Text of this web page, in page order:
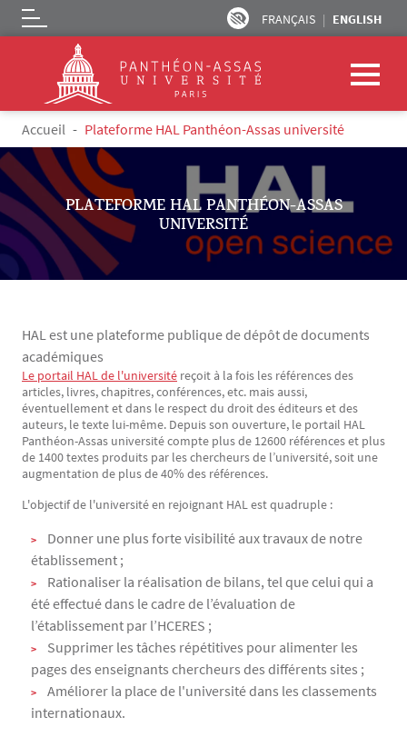
Skip to main content
FRANÇAIS ENGLISH
Logo
Breadcrumb
Accueil Plateforme HAL Panthéon-Assas université
PLATEFORME HAL PANTHÉON-ASSAS
UNIVERSITÉ
HAL est une plateforme publique de dépôt de documents
académiques
Texte
Le portail HAL de l'université reçoit à la fois les références des
articles, livres, chapitres, conférences, etc. mais aussi,
éventuellement et dans le respect du droit des éditeurs et des
auteurs, le texte lui-même. Depuis son ouverture, le portail HAL
Panthéon-Assas université compte plus de 12600 références et plus
de 1400 textes produits par les chercheurs de l’université, soit une
augmentation de plus de 40% des références.
L'objectif de l'université en rejoignant HAL est quadruple :
Donner une plus forte visibilité aux travaux de notre
établissement ;
Rationaliser la réalisation de bilans, tel que celui qui a
été effectué dans le cadre de l’évaluation de
l’établissement par l’HCERES ;
Supprimer les tâches répétitives pour alimenter les
pages des enseignants chercheurs des différents sites ;
Améliorer la place de l'université dans les classements
internationaux.